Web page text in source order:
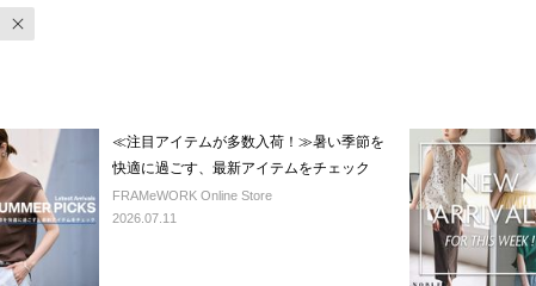
≪注目アイテムが多数入荷！≫暑い季節を
快適に過ごす、最新アイテムをチェック
FRAMeWORK Online Store
2026.07.11